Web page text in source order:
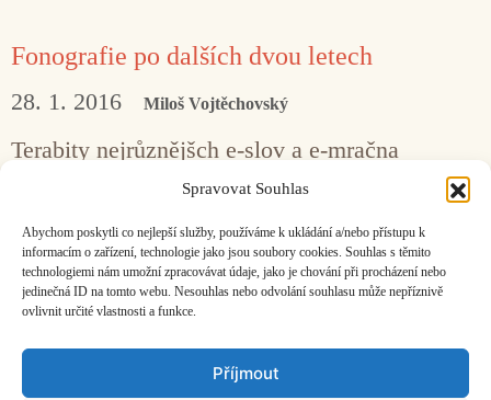
Spravovat Souhlas
Abychom poskytli co nejlepší služby, používáme k ukládání a/nebo přístupu k
informacím o zařízení, technologie jako jsou soubory cookies. Souhlas s těmito
technologiemi nám umožní zpracovávat údaje, jako je chování při procházení nebo
jedinečná ID na tomto webu. Nesouhlas nebo odvolání souhlasu může nepříznivě
ovlivnit určité vlastnosti a funkce.
Příjmout
Fonografie po dalších dvou letech
28. 1. 2016 Miloš Vojtěchovský
Terabity nejrůznějšch e-slov a e-mračna
digitálních e-derivátů chrlených z odpadních
trubek hudebního průmyslu, že člověk neslyší
vlastního slova.